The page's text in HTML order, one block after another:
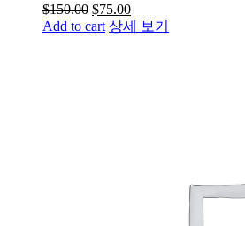
$150.00 $75.00
Add to cart 상세 보기